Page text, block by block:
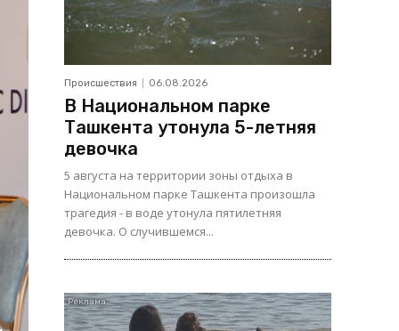
Происшествия 06.08.2026
В Национальном парке
Ташкента утонула 5-летняя
девочка
5 августа на территории зоны отдыха в
Национальном парке Ташкента произошла
трагедия - в воде утонула пятилетняя
девочка. О случившемся...